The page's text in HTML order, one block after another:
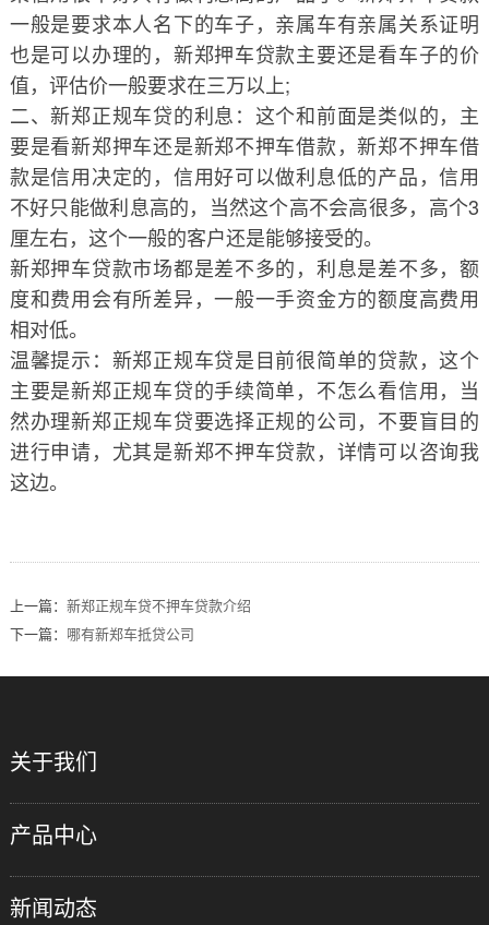
一般是要求本人名下的车子，亲属车有亲属关系证明
也是可以办理的，新郑押车贷款主要还是看车子的价
值，评估价一般要求在三万以上;
二、新郑正规车贷的利息：这个和前面是类似的，主
要是看新郑押车还是新郑不押车借款，新郑不押车借
款是信用决定的，信用好可以做利息低的产品，信用
不好只能做利息高的，当然这个高不会高很多，高个3
厘左右，这个一般的客户还是能够接受的。
新郑押车贷款市场都是差不多的，利息是差不多，额
度和费用会有所差异，一般一手资金方的额度高费用
相对低。
温馨提示：新郑正规车贷是目前很简单的贷款，这个
主要是新郑正规车贷的手续简单，不怎么看信用，当
然办理新郑正规车贷要选择正规的公司，不要盲目的
进行申请，尤其是新郑不押车贷款，详情可以咨询我
这边。
上一篇： ​新郑正规车贷不押车贷款介绍
下一篇： 哪有​新郑车抵贷公司
关于我们
产品中心
新闻动态